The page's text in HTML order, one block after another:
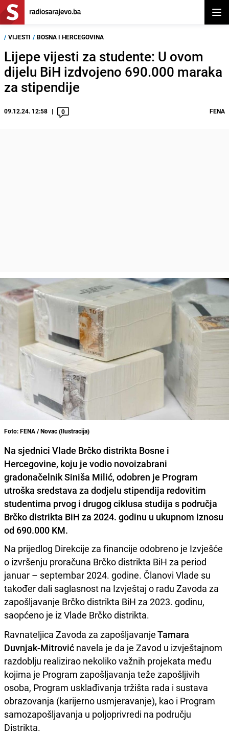
/ VIJESTI / BOSNA I HERCEGOVINA
Lijepe vijesti za studente: U ovom
dijelu BiH izdvojeno 690.000 maraka
za stipendije
09.12.24. 12:58 0 FENA
Foto: FENA / Novac (Ilustracija)
Na sjednici Vlade Brčko distrikta Bosne i
Hercegovine, koju je vodio novoizabrani
gradonačelnik Siniša Milić, odobren je Program
utroška sredstava za dodjelu stipendija redovitim
studentima prvog i drugog ciklusa studija s područja
Brčko distrikta BiH za 2024. godinu u ukupnom iznosu
od 690.000 KM.
Na prijedlog Direkcije za financije odobreno je Izvješće
o izvršenju proračuna Brčko distrikta BiH za period
januar – septembar 2024. godine. Članovi Vlade su
također dali saglasnost na Izvještaj o radu Zavoda za
zapošljavanje Brčko distrikta BiH za 2023. godinu,
saopćeno je iz Vlade Brčko distrikta.
Ravnateljica Zavoda za zapošljavanjeTamara
Duvnjak-Mitrović navela je da je Zavod u izvještajnom
razdoblju realizirao nekoliko važnih projekata među
kojima je Program zapošljavanja teže zapošljivih
osoba, Program usklađivanja tržišta rada i sustava
obrazovanja (karijerno usmjeravanje), kao i Program
samozapošljavanja u poljoprivredi na području
Distrikta.